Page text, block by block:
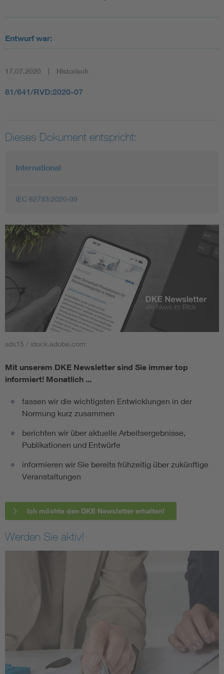
Entwurf war:
17.07.2020 Historisch
81/641/RVD:2020-07
Dieses Dokument entspricht:
International
IEC 62793:2020-09
sdx15 / stock.adobe.com
Mit unserem DKE Newsletter sind Sie immer top
informiert! Monatlich ...
fassen wir die wichtigsten Entwicklungen in der
Normung kurz zusammen
berichten wir über aktuelle Arbeitsergebnisse,
Publikationen und Entwürfe
informieren wir Sie bereits frühzeitig über zukünftige
Veranstaltungen
Ich möchte den DKE Newsletter erhalten!
Werden Sie aktiv!